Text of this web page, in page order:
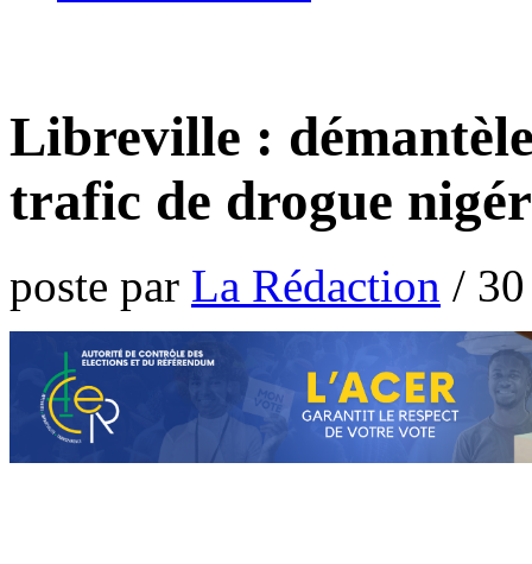
Libreville :
trafic de drogue
poste par La Rédaction /